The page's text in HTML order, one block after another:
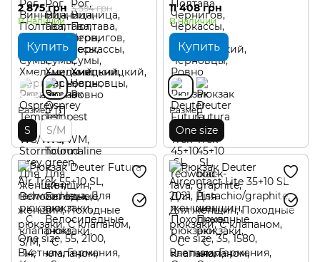
2 875 грн 3 594 грн
В наличии
Купить
Размер
S S/M
11 408 грн
В наличии
Купить
Размер
One size